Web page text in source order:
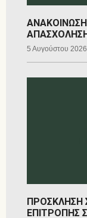
5 Αυγούστου 2026
ΠΡΟΣΚΛΗΣΗ
ΕΠΙΤΡΟΠΗΣ